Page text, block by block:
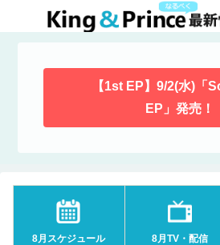
【1st EP】9/2(水)「
EP」発売！
8月スケジュール 8月TV・配信